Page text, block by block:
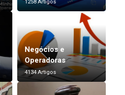
1258 Artigos
Negócios e
Operadoras
4134 Artigos